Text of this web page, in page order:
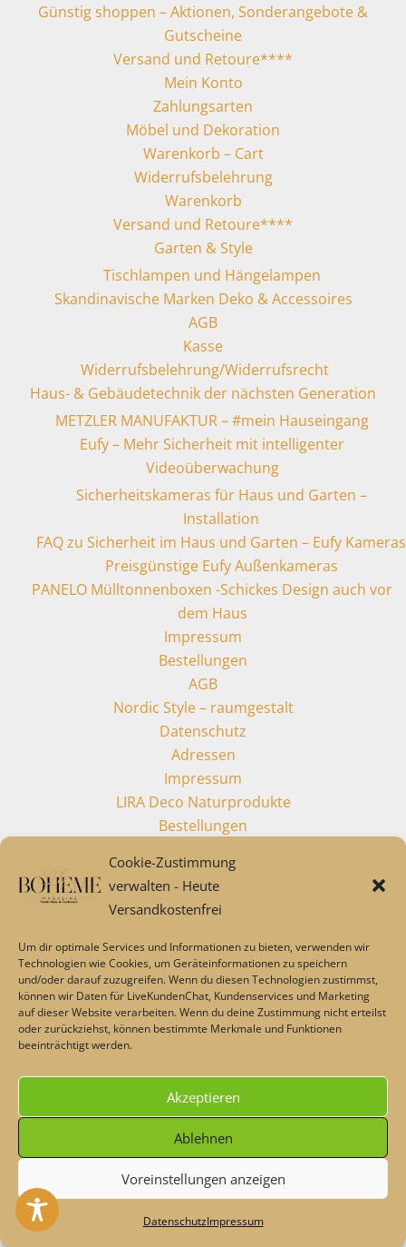
Cookie-Zustimmung
verwalten - Heute
Versandkostenfrei
Um dir optimale Services und Informationen zu bieten, verwenden wir
Technologien wie Cookies, um Geräteinformationen zu speichern
und/oder darauf zuzugreifen. Wenn du diesen Technologien zustimmst,
können wir Daten für LiveKundenChat, Kundenservices und Marketing
auf dieser Website verarbeiten. Wenn du deine Zustimmung nicht erteilst
oder zurückziehst, können bestimmte Merkmale und Funktionen
beeinträchtigt werden.
Akzeptieren
Ablehnen
Voreinstellungen anzeigen
DatenschutzImpressum
Heute - Dekoschnäppchen & Rabatte im Sommer💖 Code:
#maisonplusVerwerfen
Günstig shoppen – Aktionen, Sonderangebote &
Gutscheine
Versand und Retoure****
Mein Konto
Zahlungsarten
Möbel und Dekoration
Warenkorb – Cart
Widerrufsbelehrung
Warenkorb
Versand und Retoure****
Garten & Style
Tischlampen und Hängelampen
Skandinavische Marken Deko & Accessoires
AGB
Kasse
Widerrufsbelehrung/Widerrufsrecht
Haus- & Gebäudetechnik der nächsten Generation
METZLER MANUFAKTUR – #mein Hauseingang
Eufy – Mehr Sicherheit mit intelligenter
Videoüberwachung
Sicherheitskameras für Haus und Garten –
Installation
FAQ zu Sicherheit im Haus und Garten – Eufy Kameras
Preisgünstige Eufy Außenkameras
PANELO Mülltonnenboxen -Schickes Design auch vor
dem Haus
Impressum
Bestellungen
AGB
Nordic Style – raumgestalt
Datenschutz
Adressen
Impressum
LIRA Deco Naturprodukte
Bestellungen
Küche und Koch
Kontodetails
Passwort vergessen
Über uns
FAQs: MaisonPlus – Bestellung, Bezahlung, Versand und
mehr
Tischdecken und Bettwäsche
MITB Lampenstyle aus Paris
Badregale und Accessoires
Natur Badehandtücher aus Leinen in feiner Waffel-
Struktur
Echtheit von Bewertungen
Echtheit von Bewertungen
FAQs: MaisonPlus – Bestellung, Bezahlung, Versand und